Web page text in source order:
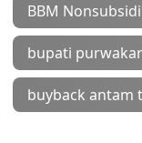
BBM Nonsubsidi
bupati
buyback antam